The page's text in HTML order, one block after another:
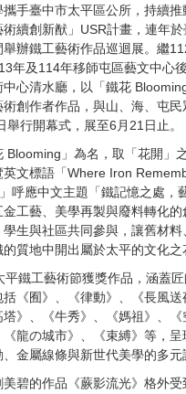
會議資訊
FQA (常見Q&A)
法規審查委員會
攜手臺中市太平區公所，持續推
續創新猷」USR計畫，連年於
辦鐵工藝術作品巡迴展。繼
年及114年移師屯區藝文中心
心清水廳，以「鐵花
創作者作品，與山、海、屯
行開幕式，展至6月21日止。
Blooming」為名，取「花開」
文標語「Where Iron
呼應中文主題「鐵記憶之處，
工藝、美學再製與廢料轉化的
生與社區共同參與，讓舊材
質地中開出屬於太平的文化之
平鐵工藝術節獲獎作品，涵蓋
《囿》、《律動》、《長風
》、《牛秀》、《媽祖》、《
龍の城市》、《束縛》等，呈
金屬線條與新世代美學的多元
碧的作品《蕨影流光》格外